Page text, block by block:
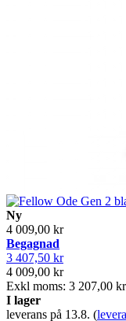
Ny
4 009,00 kr
Begagnad
3 407,50 kr
4 009,00 kr
Exkl moms: 3 207,00 kr
I lager
leverans på 13.8. (